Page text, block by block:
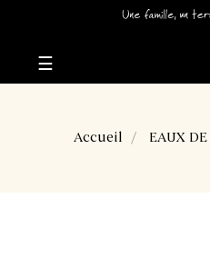
Basculer
la
☰
Accueil EAUX